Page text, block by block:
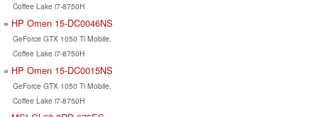
Coffee Lake i7-8750H
HP Omen 15-DC0046NS
GeForce GTX 1050 Ti Mobile,
Coffee Lake i7-8750H
HP Omen 15-DC0015NS
GeForce GTX 1050 Ti Mobile,
Coffee Lake i7-8750H